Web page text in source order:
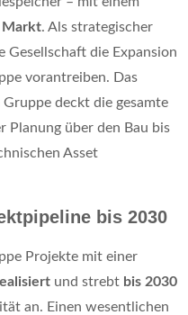
Markt. Als strategischer
Gesellschaft die Expansion
vorantreiben. Das
deckt die gesamte
Planung über den Bau bis
Asset
bis 2030
Projekte mit einer
und strebt bis 2030
an. Einen wesentlichen